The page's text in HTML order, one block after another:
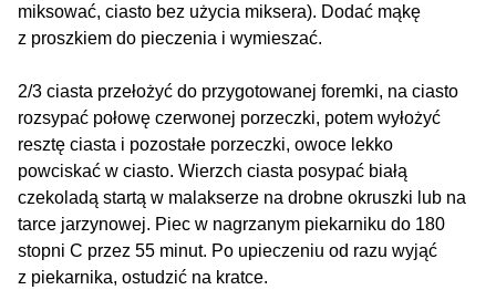
miksować, ciasto bez użycia miksera). Dodać mąkę
z proszkiem do pieczenia i wymieszać.
2/3 ciasta przełożyć do przygotowanej foremki, na ciasto
rozsypać połowę czerwonej porzeczki, potem wyłożyć
resztę ciasta i pozostałe porzeczki, owoce lekko
powciskać w ciasto. Wierzch ciasta posypać białą
czekoladą startą w malakserze na drobne okruszki lub na
tarce jarzynowej. Piec w nagrzanym piekarniku do 180
stopni C przez 55 minut. Po upieczeniu od razu wyjąć
z piekarnika, ostudzić na kratce.